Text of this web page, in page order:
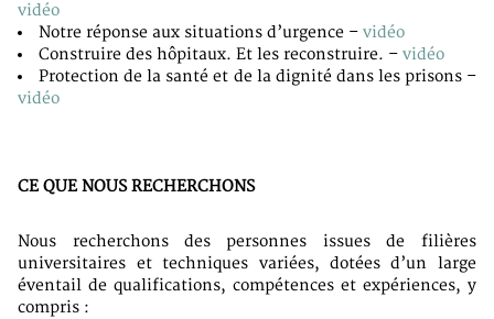
vidéo
Notre réponse aux situations d’urgence –vidéo
Construire des hôpitaux. Et les reconstruire. –vidéo
Protection de la santé et de la dignité dans les prisons –
vidéo
CE QUE NOUS RECHERCHONS
Nous recherchons des personnes issues de filières
universitaires et techniques variées, dotées d’un large
éventail de qualifications, compétences et expériences, y
compris :